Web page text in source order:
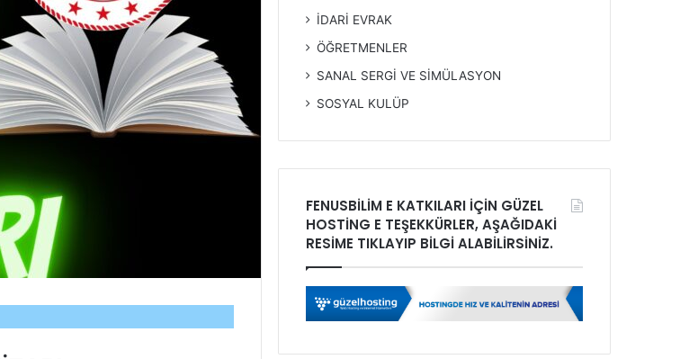
İDARİ EVRAK
ÖĞRETMENLER
SANAL SERGİ VE SİMÜLASYON
SOSYAL KULÜP
FENUSBİLİM E KATKILARI İÇİN GÜZEL
HOSTİNG E TEŞEKKÜRLER, AŞAĞIDAKİ
RESİME TIKLAYIP BİLGİ ALABİLİRSİNİZ.